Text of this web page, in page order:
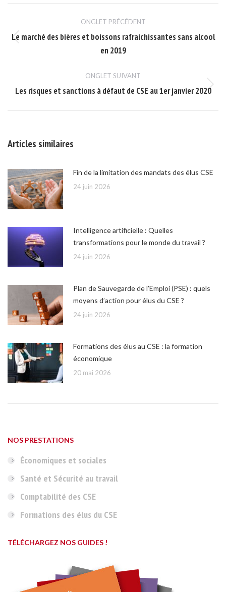
de
commentaire
ONGLET PRÉCÉDENT
Onglet
précédent
Le marché des bières et boissons rafraichissantes sans alcool
en 2019
ONGLET SUIVANT
Onglet
Les risques et sanctions à défaut de CSE au 1er janvier 2020
Articles similaires
Fin de la limitation des mandats des élus CSE
24 juin 2026
Intelligence artificielle : Quelles
transformations pour le monde du travail ?
24 juin 2026
Plan de Sauvegarde de l’Emploi (PSE) : quels
moyens d’action pour élus du CSE ?
24 juin 2026
Formations des élus au CSE : la formation
économique
20 mai 2026
NOS PRESTATIONS
Économiques et sociales
Santé et Sécurité au travail
Comptabilité des CSE
Formations des élus du CSE
TÉLÉCHARGEZ NOS GUIDES !